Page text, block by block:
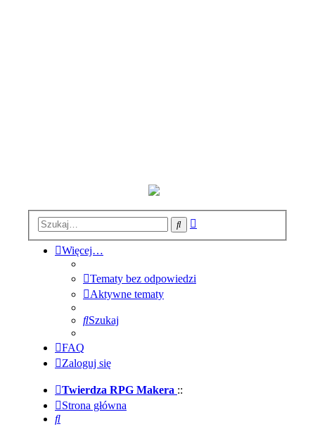
Szukaj
Więcej…
Tematy bez odpowiedzi
Aktywne tematy
Szukaj
FAQ
Zaloguj się
Twierdza RPG Makera ::
Strona główna
Szukaj